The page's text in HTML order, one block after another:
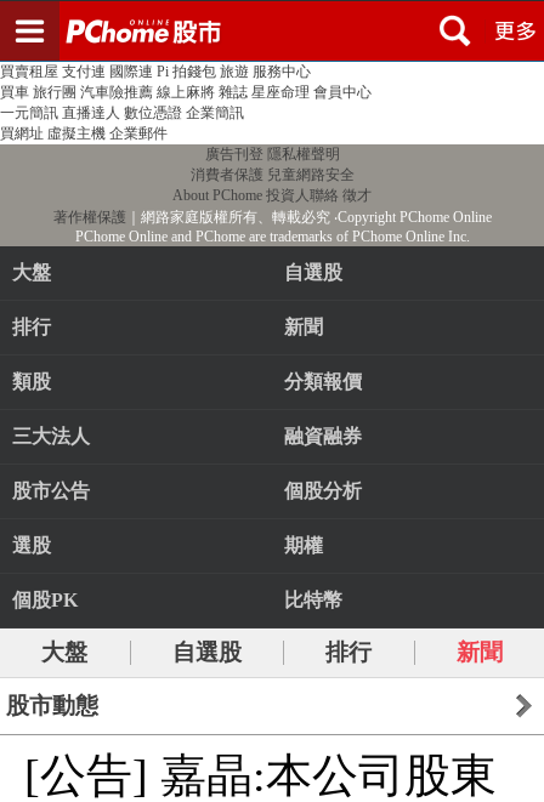
PChome首頁 線上購物 24h購物 書店
買賣租屋 支付連 國際連 Pi 拍錢包 旅遊 服務中心
買車 旅行團 汽車險推薦 線上麻將 雜誌 星座命理 會員中心
一元簡訊 直播達人 數位憑證 企業簡訊
買網址 虛擬主機 企業郵件
廣告刊登 隱私權聲明
消費者保護 兒童網路安全
About PChome 投資人聯絡 徵才
著作權保護 ｜網路家庭版權所有、轉載必究‧Copyright PChome Online
PChome Online and PChome are trademarks of PChome Online Inc.
大盤 自選股
排行 新聞
類股 分類報價
三大法人 融資融券
股市公告 個股分析
選股 期權
個股PK 比特幣
大盤 自選股 排行 新聞
股市動態
[公告] 嘉晶:本公司股東